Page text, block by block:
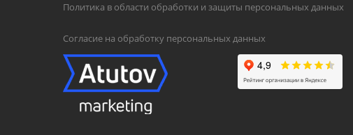
Политика в области обработки и защиты персональных данных
Согласие на обработку персональных данных